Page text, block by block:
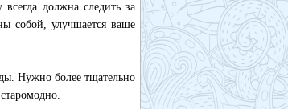
должна следить за
собой, улучшается ваше
Нужно более тщательно